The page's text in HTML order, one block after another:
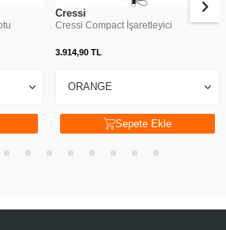
Cressi
Cressi Compact İşaretleyici
3.914,90TL
Sepete Ekle